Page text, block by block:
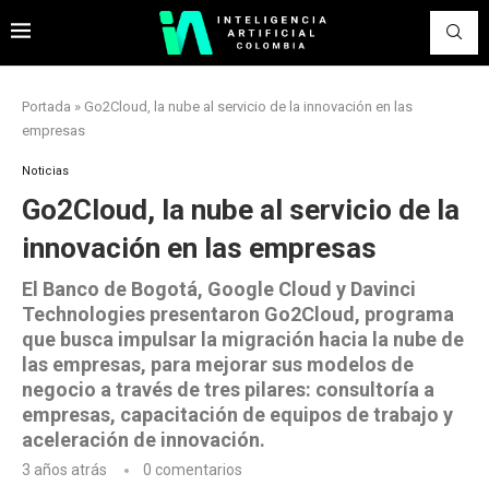
Portada » Go2Cloud, la nube al servicio de la innovación en las
empresas
Noticias
Go2Cloud, la nube al servicio de la
innovación en las empresas
El Banco de Bogotá, Google Cloud y Davinci
Technologies presentaron Go2Cloud, programa
que busca impulsar la migración hacia la nube de
las empresas, para mejorar sus modelos de
negocio a través de tres pilares: consultoría a
empresas, capacitación de equipos de trabajo y
aceleración de innovación.
3 años atrás 0 comentarios